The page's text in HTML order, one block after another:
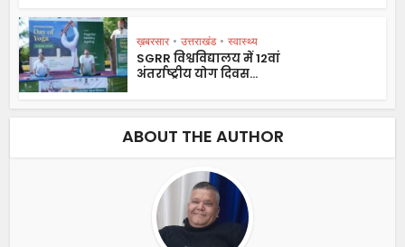
ख़बरसार • उत्तराखंड • स्वास्थ्य
SGRR विश्वविद्यालय में 12वां
अंतर्राष्ट्रीय योग दिवस...
ABOUT THE AUTHOR